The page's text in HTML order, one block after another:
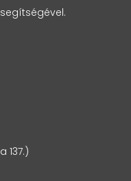
137.)